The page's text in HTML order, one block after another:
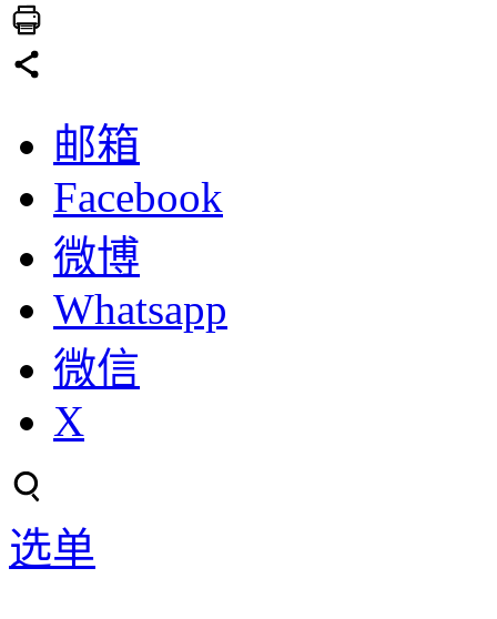
邮箱
Facebook
微博
Whatsapp
微信
X
选单